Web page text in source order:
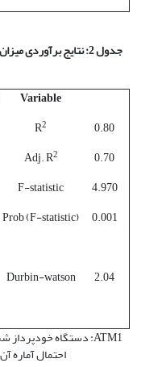
جدول 2: نتایج برآوردی میزان برداشت وجه نقد خودپرداز
Variable
0.80
R2
0.70
Adj. R2
4.970
F-statistic
0.001
Prob (F-statistic)
2.04
Durbin-watson
احتمال آماره آن باید